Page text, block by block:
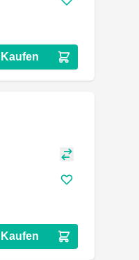
Kaufen
Kaufen